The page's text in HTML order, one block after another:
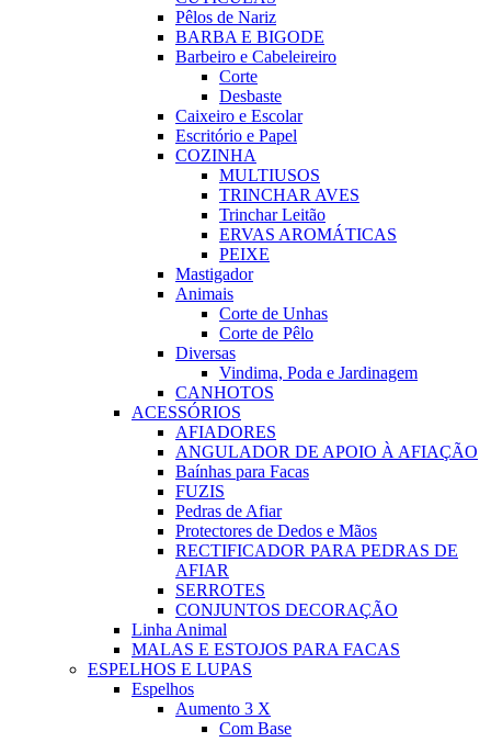
Pêlos de Nariz
BARBA E BIGODE
Barbeiro e Cabeleireiro
Corte
Desbaste
Caixeiro e Escolar
Escritório e Papel
COZINHA
MULTIUSOS
TRINCHAR AVES
Trinchar Leitão
ERVAS AROMÁTICAS
PEIXE
Mastigador
Animais
Corte de Unhas
Corte de Pêlo
Diversas
Vindima, Poda e Jardinagem
CANHOTOS
ACESSÓRIOS
AFIADORES
ANGULADOR DE APOIO À AFIAÇÃO
Baínhas para Facas
FUZIS
Pedras de Afiar
Protectores de Dedos e Mãos
RECTIFICADOR PARA PEDRAS DE
AFIAR
SERROTES
CONJUNTOS DECORAÇÃO
Linha Animal
MALAS E ESTOJOS PARA FACAS
ESPELHOS E LUPAS
Espelhos
Aumento 3 X
Com Base